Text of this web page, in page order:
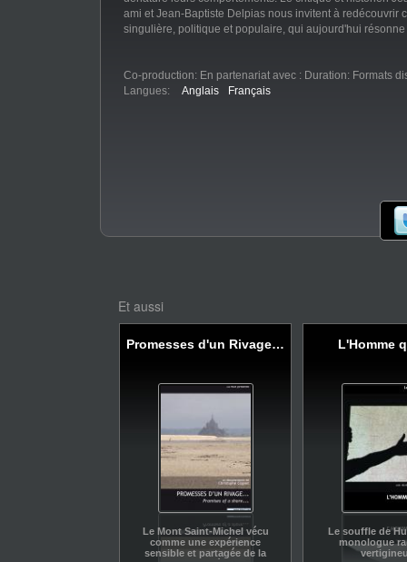
ami et Jean-Baptiste Delpias nous invitent à redécouvrir
singulière, politique et populaire, qui aujourd'hui
Co-production: En partenariat avec : Duration: Formats
Langues:
Anglais Français
Et aussi
Promesses d'un Rivage…
Le Mont Saint-Michel vécu
comme une expérience
sensible et partagée de la
L'Homme
Le souffle de
monologue